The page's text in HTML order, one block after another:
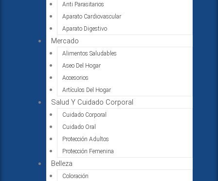
Anti Parasitarios
Aparato Cardiovascular
Aparato Digestivo
Mercado
Alimentos Saludables
Aseo Del Hogar
Accesorios
Artículos Del Hogar
Salud Y Cuidado Corporal
Cuidado Corporal
Cuidado Oral
Protección Adultos
Protección Femenina
Belleza
Coloración